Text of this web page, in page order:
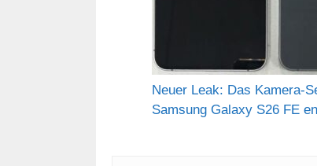
Neuer Leak: Das Kamera-
Samsung Galaxy S26 FE